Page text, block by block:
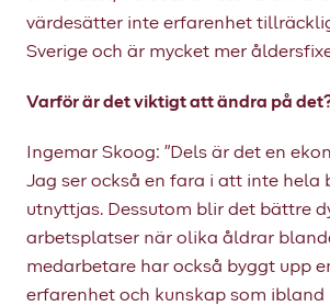
värdesätter inte erfarenhet
Sverige och är mycket mer
Varför är det viktigt att ändra på
Ingemar Skoog: ”Dels är det en
Jag ser också en fara i att inte hela
utnyttjas. Dessutom blir det bättre
arbetsplatser när olika åldrar
medarbetare har också byggt upp
erfarenhet och kunskap som ibland